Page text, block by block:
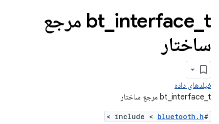
bt interface
t مرجع
ساختار
فیلدهای داده
bt_interface_t مرجع ساختار
#include <
bluetooth.h
>